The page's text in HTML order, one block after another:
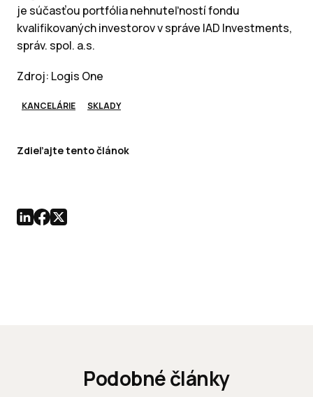
je súčasťou portfólia nehnuteľností fondu
kvalifikovaných investorov v správe IAD Investments,
správ. spol. a.s.
Zdroj: Logis One
KANCELÁRIE SKLADY
Zdieľajte tento článok
Podobné články